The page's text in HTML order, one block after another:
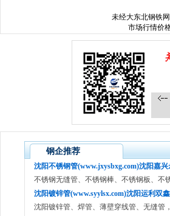
未经大东北钢铁网
市场行情价
钢企推荐
沈阳不锈钢管(www.jxysbxg.com)沈阳嘉兴
不锈钢无缝管、不锈钢棒、不锈钢板、不
沈阳镀锌管(www.syylsx.com)沈阳运利双鑫
沈阳镀锌管、焊管、薄壁穿线管、无缝管